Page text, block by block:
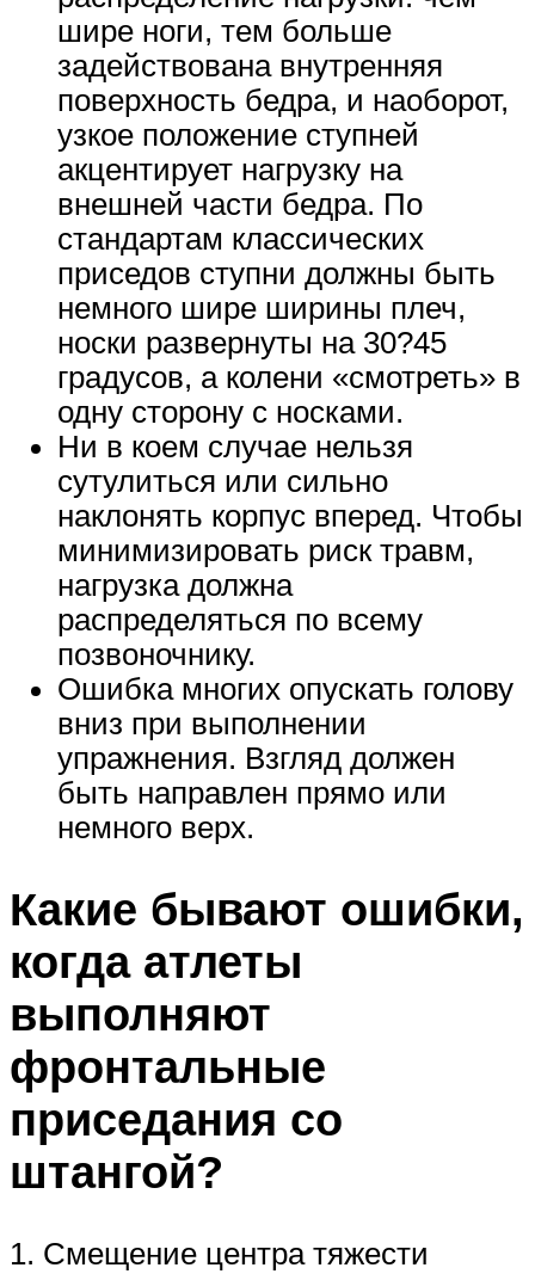
шире ноги, тем больше
задействована внутренняя
поверхность бедра, и наоборот,
узкое положение ступней
акцентирует нагрузку на
внешней части бедра. По
стандартам классических
приседов ступни должны быть
немного шире ширины плеч,
носки развернуты на 30?45
градусов, а колени «смотреть» в
одну сторону с носками.
Ни в коем случае нельзя
сутулиться или сильно
наклонять корпус вперед. Чтобы
минимизировать риск травм,
нагрузка должна
распределяться по всему
позвоночнику.
Ошибка многих опускать голову
вниз при выполнении
упражнения. Взгляд должен
быть направлен прямо или
немного верх.
Какие бывают ошибки,
когда атлеты
выполняют
фронтальные
приседания со
штангой?
1. Смещение центра тяжести